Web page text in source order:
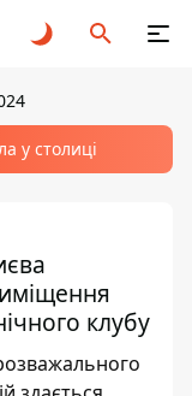
у столиці
клубу